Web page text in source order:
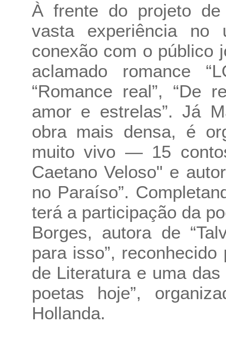
À frente do projeto
vasta experiência no
conexão com o público
aclamado romance
“Romance real”, “De
amor e estrelas”. Já
obra mais densa, é
muito vivo — 15
Caetano Veloso" e
no Paraíso”.
terá a participação da
Borges, autora de
para isso”,
de Literatura e uma
poetas hoje”,
Hollanda.